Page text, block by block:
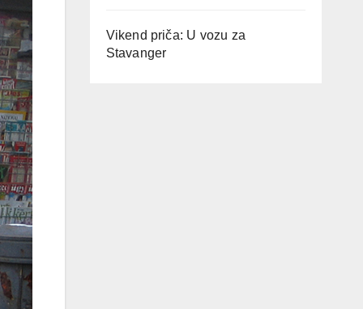
Vikend priča: U vozu za
Stavanger